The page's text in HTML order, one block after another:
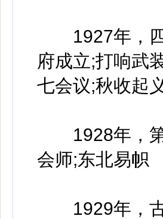
1927年，四
府成立;打响武
七会议;秋收起
1928年，第
会师;东北易帜
1929年，古